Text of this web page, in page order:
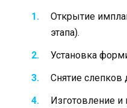
Открытие
этапа).
Установка
Снятие слепков
Изготовление и